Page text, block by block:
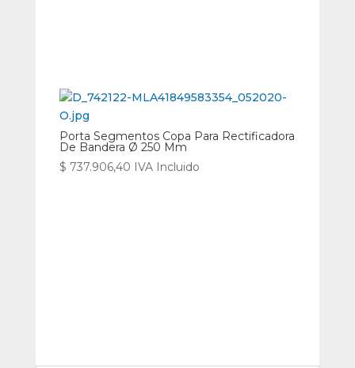
Porta Segmentos Copa Para Rectificadora
De Bandera Ø 250 Mm
$ 737.906,40 IVA Incluido